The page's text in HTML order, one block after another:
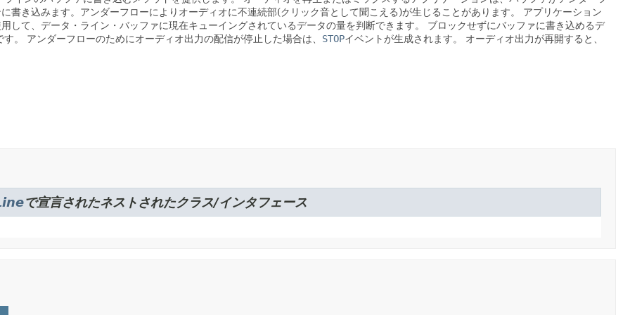
き込みます。アンダーフローによりオーディオに不連続部(クリック音として聞こえる)が生じることがあります。
アプリケーション
して、データ・ライン・バッファに現在キューイングされているデータの量を判断できます。
ブロックせずにバッファに書き込めるデ
。
アンダーフローのためにオーディオ出力の配信が停止した場合は、 STOPイベントが生成されます。 オーディオ出力が再開すると、
で宣言されたネストされたクラス/インタフェース